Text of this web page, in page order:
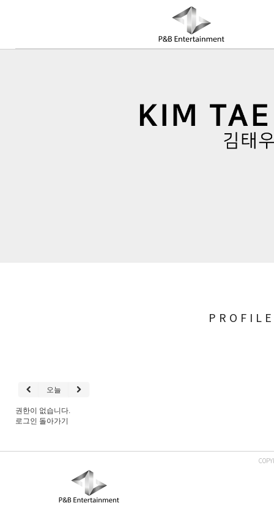
COMPANY
PROFILE
오늘
권한이 없습니다.
로그인 돌아가기